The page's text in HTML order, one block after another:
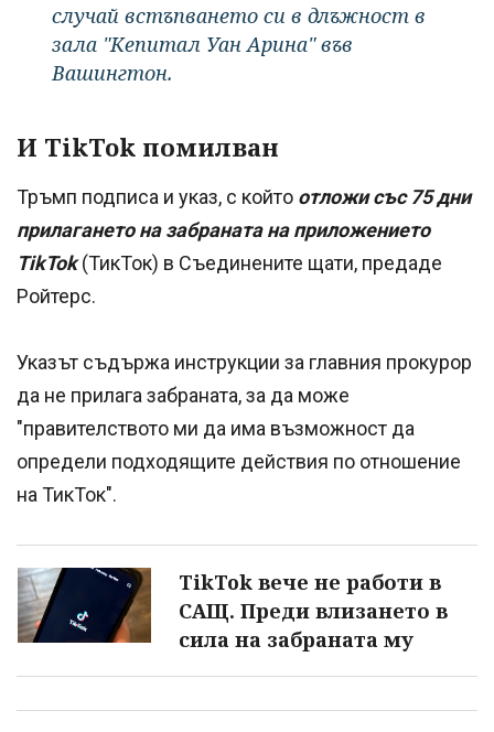
случай встъпването си в длъжност в
зала "Кепитал Уан Арина" във
Вашингтон.
И TikTok помилван
Тръмп подписа и указ, с който отложи със 75 дни
прилагането на забраната на приложението
TikTok(ТикТок) в Съединените щати, предаде
Ройтерс.
Указът съдържа инструкции за главния прокурор
да не прилага забраната, за да може
"правителството ми да има възможност да
определи подходящите действия по отношение
на ТикТок".
TikTok вече не работи в
САЩ. Преди влизането в
сила на забраната му